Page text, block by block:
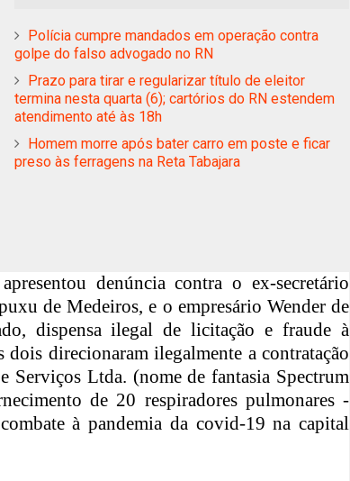
Polícia cumpre mandados em operação contra
golpe do falso advogado no RN
Prazo para tirar e regularizar título de eleitor
termina nesta quarta (6); cartórios do RN estendem
atendimento até às 18h
Homem morre após bater carro em poste e ficar
preso às ferragens na Reta Tabajara
denúncia contra o ex-secretário
de Medeiros, e o empresário Wender de
dispensa ilegal de licitação e fraude à
direcionaram ilegalmente a contratação
Serviços Ltda. (nome de fantasia Spectrum
de 20 respiradores pulmonares -
à pandemia da covid-19 na capital